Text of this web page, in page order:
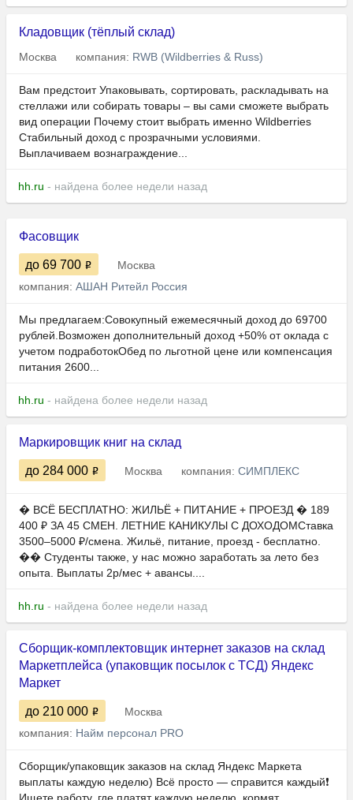
Кладовщик (тёплый склад)
Москва компания: RWB (Wildberries & Russ)
Вам предстоит Упаковывать, сортировать, раскладывать на
стеллажи или собирать товары – вы сами сможете выбрать
вид операции Почему стоит выбрать именно Wildberries
Стабильный доход с прозрачными условиями.
Выплачиваем вознаграждение...
hh.ru - найдена более недели назад
Фасовщик
до 69 700
Москва
компания: АШАН Ритейл Россия
Мы предлагаем:Совокупный ежемесячный доход до 69700
рублей.Возможен дополнительный доход +50% от оклада с
учетом подработокОбед по льготной цене или компенсация
питания 2600...
hh.ru - найдена более недели назад
Маркировщик книг на склад
до 284 000 Москва компания: СИМПЛЕКС
� ВСЁ БЕСПЛАТНО: ЖИЛЬЁ + ПИТАНИЕ + ПРОЕЗД � 189
400 ₽ ЗА 45 СМЕН. ЛЕТНИЕ КАНИКУЛЫ С ДОХОДОМСтавка
3500–5000 ₽/смена. Жильё, питание, проезд - бесплатно.
�‍� Студенты также, у нас можно заработать за лето без
опыта. Выплаты 2р/мес + авансы....
hh.ru - найдена более недели назад
Сборщик-комплектовщик интернет заказов на склад
Маркетплейса (упаковщик посылок с ТСД) Яндекс
Маркет
до 210 000
Москва
компания: Найм персонал PRO
Сборщик/упаковщик заказов на склад Яндекс Маркета
выплаты каждую неделю) Всё просто — справится каждый❗